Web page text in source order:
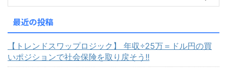
最近の投稿
【トレンドスワップロジック】 年収÷25万＝ドル円の買
いポジションで社会保険を取り戻そう!!